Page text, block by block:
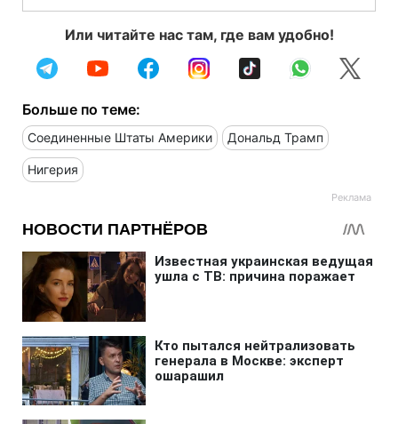
Или читайте нас там, где вам удобно!
Больше по теме:
Соединенные Штаты Америки Дональд Трамп
Нигерия